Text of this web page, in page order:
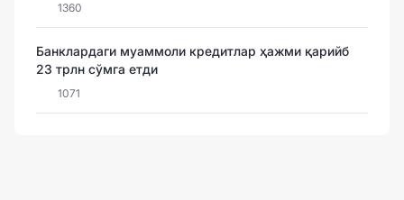
1360
Банклардаги муаммоли кредитлар ҳажми қарийб
23 трлн сўмга етди
1071